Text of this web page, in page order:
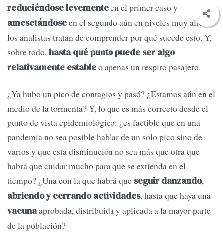
reduciéndose levementeen el primer caso y
amesetándoseen el segundo aún en niveles muy altos,
los analistas tratan de comprender por qué sucede esto. Y,
sobre todo,hasta qué punto puede ser algo
relativamente estableo apenas un respiro pasajero.
¿Ya hubo un pico de contagios y pasó? ¿Estamos aún en el
medio de la tormenta? Y, lo que es más correcto desde el
punto de vista epidemiológico: ¿es factible que en una
pandemia no sea posible hablar de un solo pico sino de
varios y que esta disminución no sea más que otra que
habrá que cuidar mucho para que se extienda en el
tiempo? ¿Una con la que habrá que seguir danzando,
abriendo y cerrando actividades, hasta que haya una
vacunaaprobada, distribuida y aplicada a la mayor parte
de la población?